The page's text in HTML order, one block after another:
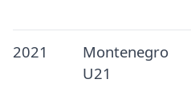
2021
Montenegro
U21